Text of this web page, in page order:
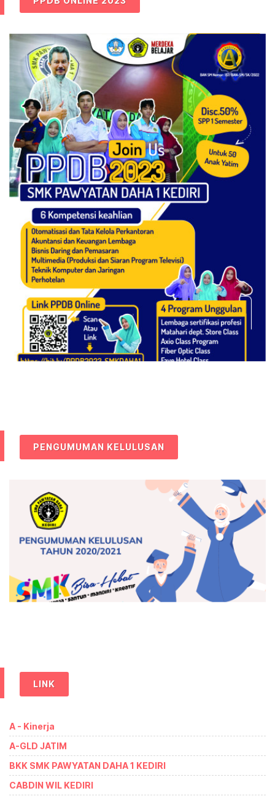
PENGUMUMAN KELULUSAN
LINK
A - Kinerja
A-GLD JATIM
BKK SMK PAWYATAN DAHA 1 KEDIRI
CABDIN WIL KEDIRI